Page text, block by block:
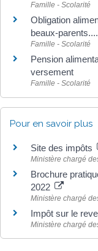
Famille - Scolarité
Obligation
beaux-parents....
Famille - Scolarité
Pension
versement
Famille - Scolarité
Pour en savoir plus
Site des impôts
Ministère chargé
Brochure
2022
Ministère chargé
Impôt sur le
Ministère chargé